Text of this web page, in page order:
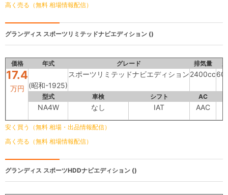
高く売る（無料 相場情報配信）
グランディス スポーツリミテッドナビエディション ()
価格 年式 グレード 排気量
17.4
万円 (昭和-1925)
スポーツリミテッドナビエディション2400cc
型式 車検 シフト AC
NA4W なし IAT AAC
安く買う（無料 相場・出品情報配信）
高く売る（無料 相場情報配信）
グランディス スポーツHDDナビエディション ()